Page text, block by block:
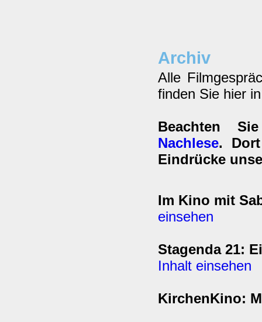
Archiv
Alle
finden Sie hier
Beachten
Nachlese.
Eindrücke
Im Kino mit
einsehen
Stagenda 21:
Inhalt einsehen
KirchenKino: